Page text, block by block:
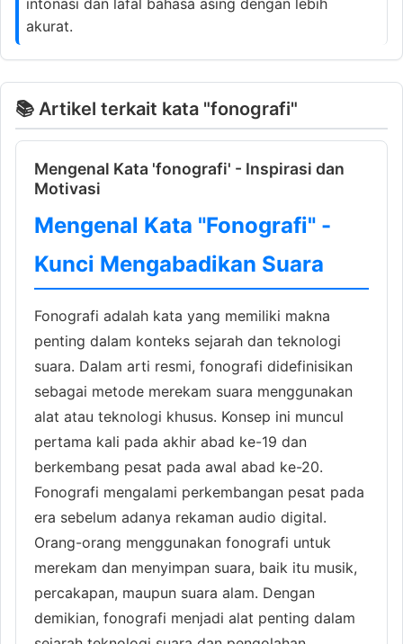
akurat.
📚 Artikel terkait kata "fonografi"
Mengenal Kata 'fonografi' - Inspirasi dan
Motivasi
Mengenal Kata "Fonografi" -
Kunci Mengabadikan Suara
Fonografi adalah kata yang memiliki makna
penting dalam konteks sejarah dan teknologi
suara. Dalam arti resmi, fonografi didefinisikan
sebagai metode merekam suara menggunakan
alat atau teknologi khusus. Konsep ini muncul
pertama kali pada akhir abad ke-19 dan
berkembang pesat pada awal abad ke-20.
Fonografi mengalami perkembangan pesat pada
era sebelum adanya rekaman audio digital.
Orang-orang menggunakan fonografi untuk
merekam dan menyimpan suara, baik itu musik,
percakapan, maupun suara alam. Dengan
demikian, fonografi menjadi alat penting dalam